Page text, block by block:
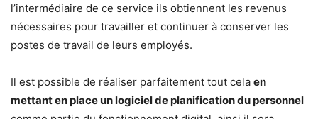
l’intermédiaire de ce service ils obtiennent les revenus
nécessaires pour travailler et continuer à conserver les
postes de travail de leurs employés.
Il est possible de réaliser parfaitement tout cela en
mettant en place un logiciel de planification du personnel